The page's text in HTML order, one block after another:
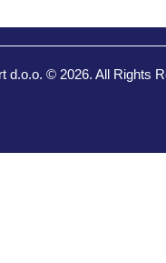
d.o.o. © 2026. All Rights